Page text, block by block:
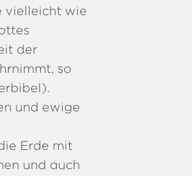
vielleicht wie
der
so
und ewige
Erde mit
und auch